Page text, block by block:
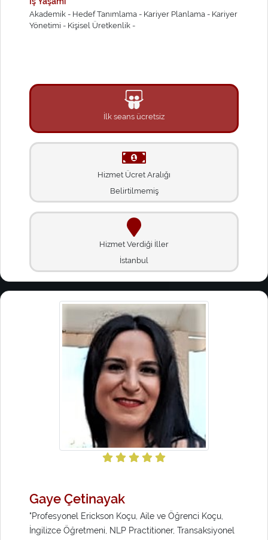
Akademik - Hedef Tanımlama - Kariyer Planlama - Kariyer
Yönetimi - Kişisel Üretkenlik -
İlk seans ücretsiz
Hizmet Ücret Aralığı
Belirtilmemiş
Hizmet Verdiği İller
İstanbul
Gaye Çetinayak
"Profesyonel Erickson Koçu, Aile ve Öğrenci Koçu,
İngilizce Öğretmeni, NLP Practitioner, Transaksiyonel